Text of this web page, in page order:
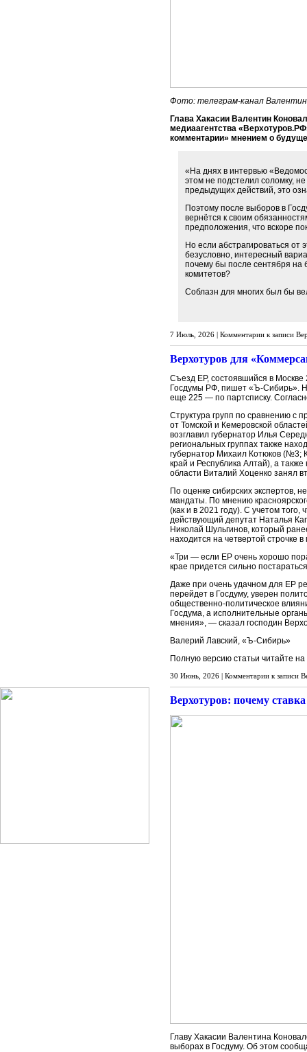
Фото: телеграм-канал
Глава Хакасии Валентин
медиаагентства
комментарии» мнением о
«На днях в интервью
этом не подстелил соломку,
предыдущих действий, это
Поэтому после выборов в
вернётся к своим
предположения, что вскоре
Но если абстрагироваться
безусловно, интересный
почему бы после сентября на
комитетов?
Соблазн для многих был бы
7 Июль, 2026 | Комментарии к записи
Верхотуров для
Съезд ЕР, состоявшийся в Москве
Госдумы РФ, пишет «Ъ-Сибирь».
еще 225 — по партсписку.
Структура групп по сравнению с
от Томской и Кемеровской
возглавил губернатор Илья
региональных группах также
губернатор Михаил Котюков (№3;
край и Республика Алтай), а
области Виталий Хоценко занял
По оценке сибирских экспертов,
мандаты. По мнению
(как и в 2021 году). С учетом
действующий депутат Наталья
Николай Шульгинов, который
находится на четвертой строчке
«Три — если ЕР очень хорошо
крае придется сильно
Даже при очень удачном для ЕР
перейдет в Госдуму, уверен
общественно-политическое
Госдума, а исполнительные
мнения», — сказал господин
Валерий Лавский, «Ъ-Сибирь»
Полную версию статьи читайте
30 Июнь, 2026 | Комментарии к записи
Верхотуров: почему
Главу Хакасии Валентина
выборах в Госдуму. Об этом